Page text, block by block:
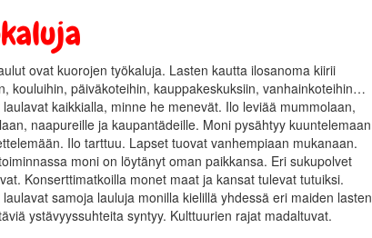
ovat kuorojen työkaluja. Lasten kautta ilosanoma kiirii
kouluihin, päiväkoteihin, kauppakeskuksiin, vanhainkoteihin…
laulavat kaikkialla, minne he menevät. Ilo leviää mummolaan,
naapureille ja kaupantädeille. Moni pysähtyy kuuntelemaan
Ilo tarttuu. Lapset tuovat vanhempiaan mukanaan.
moni on löytänyt oman paikkansa. Eri sukupolvet
Konserttimatkoilla monet maat ja kansat tulevat tutuiksi.
laulavat samoja lauluja monilla kielillä yhdessä eri maiden lasten
ystävyyssuhteita syntyy. Kulttuurien rajat madaltuvat.